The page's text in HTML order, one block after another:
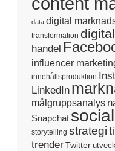
data digital
transformation
handel
influencer
innehållsproduktion
LinkedIn
målgruppsanalys
Snapchat
storytelling strategi
trenderTwitter